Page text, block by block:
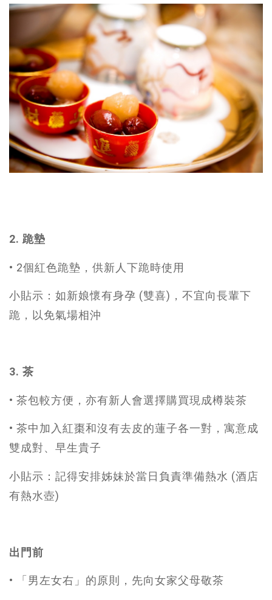
2. 跪墊
• 2個紅色跪墊，供新人下跪時使用
小貼示：如新娘懷有身孕 (雙喜)，不宜向長輩下
跪，以免氣場相沖
3. 茶
• 茶包較方便，亦有新人會選擇購買現成樽裝茶
• 茶中加入紅棗和沒有去皮的蓮子各一對，寓意成
雙成對、早生貴子
小貼示：記得安排姊妹於當日負責準備熱水 (酒店
有熱水壺)
出門前
• 「男左女右」的原則，先向女家父母敬茶